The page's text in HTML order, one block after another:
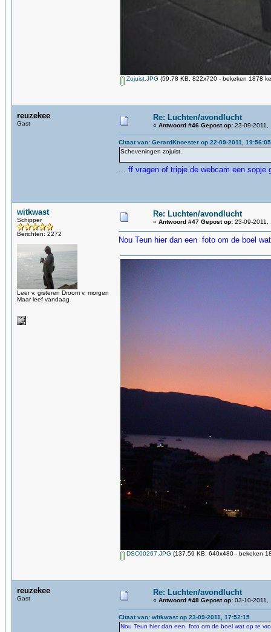
Zojuist.JPG (59.78 KB, 822x720 - bekeken 1878
reuzekee
Gast
Re: Luchten/avondlucht
« Antwoord #46 Gepost op: 23-09-2011,
Citaat van: GerardKnoester op 22-09-2011, 19:56:05
Scheveningen zojuist.
... ff vragen of tripje de webcam een sopje
witkwast
Schipper
Berichten: 2272
Leer v. gisteren Droom v. morgen
Maar leef vandaag
Re: Luchten/avondlucht
« Antwoord #47 Gepost op: 23-09-2011,
Nou Teun hier dan een foto om de boel
DSC00267.JPG (137.59 KB, 640x480 - bekeken
reuzekee
Gast
Re: Luchten/avondlucht
« Antwoord #48 Gepost op: 03-10-2011,
Citaat van: witkwast op 23-09-2011, 17:52:15
Nou Teun hier dan een foto om de boel wat op te